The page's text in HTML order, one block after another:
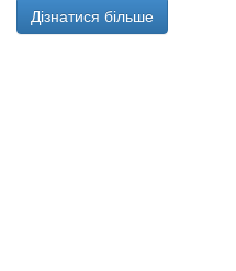
Дізнатися більше